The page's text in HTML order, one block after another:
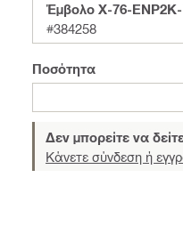
Έμβολο X-76-
#384258
Ποσότητα
Δεν μπορείτε να
Κάνετε σύνδεση ή